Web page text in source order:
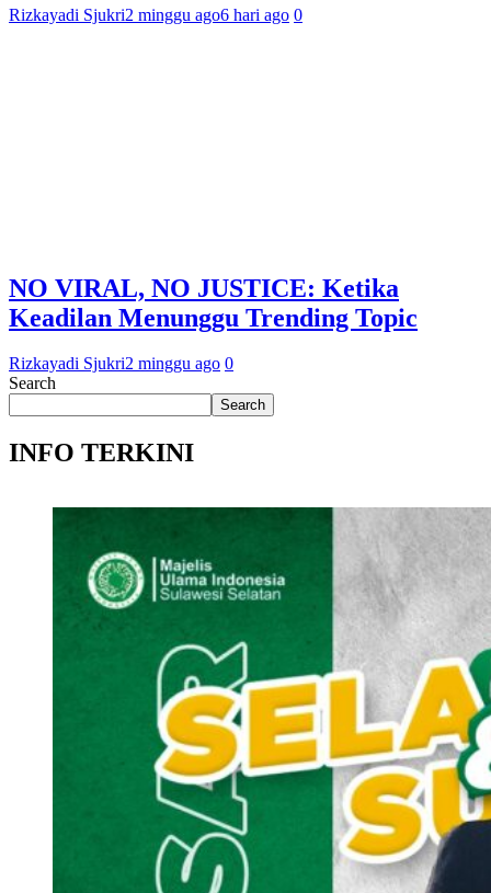
Rizkayadi Sjukri2 minggu ago6 hari ago 0
NO VIRAL, NO JUSTICE: Ketika
Keadilan Menunggu Trending Topic
Rizkayadi Sjukri2 minggu ago 0
Search
Search
INFO TERKINI